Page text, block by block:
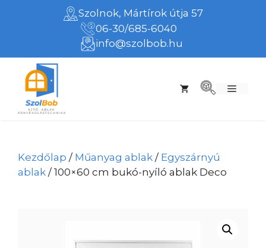
Szolnok, Mártírok útja 57
06-30/685-6040
info@szolbob.hu
Menü
Kezdőlap / Műanyag ablak / Egyszárnyú
ablak / 100×60 cm bukó-nyíló ablak Deco